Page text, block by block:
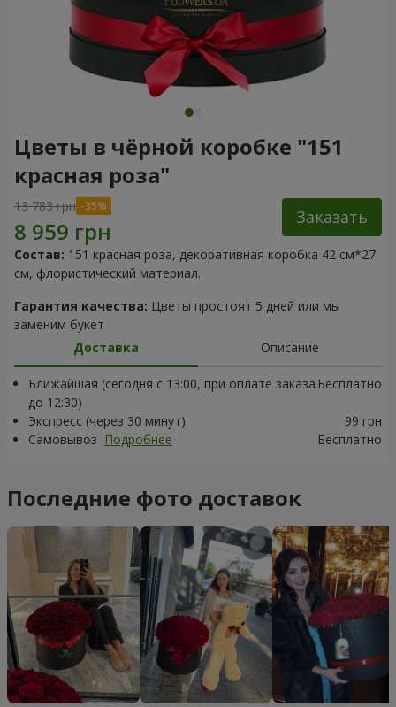
Цветы в чёрной коробке "151
красная роза"
13 783 грн
Заказать
Состав: 151 красная роза, декоративная коробка 42 см*27
см, флористический материал.
Гарантия качества: Цветы простоят 5 дней или мы
заменим букет
Доставка
Описание
Ближайшая (сегодня с 13:00, при оплате заказа
до 12:30)
Бесплатно
Экспресс (через 30 минут)
99 грн
Самовывоз Подробнее Бесплатно
Последние фото доставок